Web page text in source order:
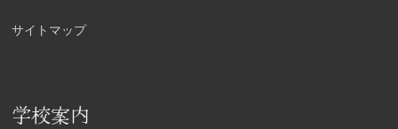
サイトマップ
学校案内